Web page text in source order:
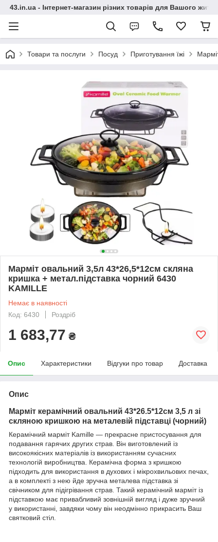
43.in.ua - Інтернет-магазин різних товарів для Вашого
Товари та послуги Посуд Приготування їжі
Марміт овальний 3,5л 43*26,5*12см скляна
кришка + метал.підставка чорний 6430
KAMILLE
Немає в наявності
Код: 6430
Роздріб
1 683,77 ₴
Опис Характеристики Відгуки про товар Доставка
Опис
Марміт керамічний овальний 43*26.5*12см 3,5 л зі
скляною кришкою на металевій підставці (чорний)
Керамічний марміт Kamille — прекрасне пристосування для
подавання гарячих других страв. Він виготовлений із
високоякісних матеріалів із використанням сучасних
технологій виробництва. Керамічна форма з кришкою
підходить для використання в духових і мікрохвильових печах,
а в комплекті з нею йде зручна металева підставка зі
свічником для підігрівання страв. Такий керамічний марміт із
підставкою має привабливий зовнішній вигляд і дуже зручний
у використанні, завдяки чому він неодмінно прикрасить Ваш
святковий стіл.